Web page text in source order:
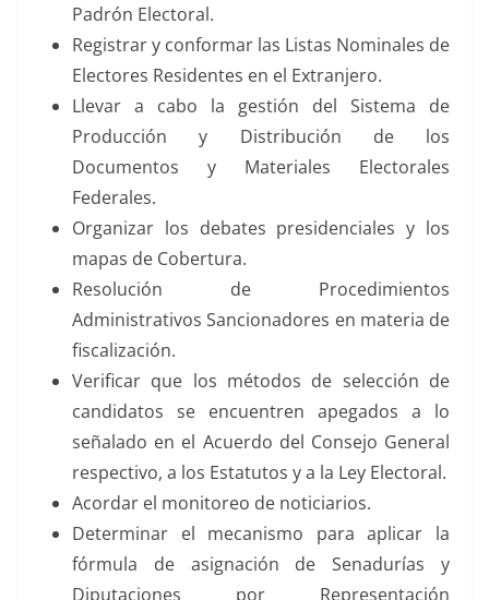
Padrón Electoral.
Registrar y conformar las Listas Nominales de
Electores Residentes en el Extranjero.
Llevar a cabo la gestión del Sistema de
Producción y Distribución de los
Documentos y Materiales Electorales
Federales.
Organizar los debates presidenciales y los
mapas de Cobertura.
Resolución de Procedimientos
Administrativos Sancionadores en materia de
fiscalización.
Verificar que los métodos de selección de
candidatos se encuentren apegados a lo
señalado en el Acuerdo del Consejo General
respectivo, a los Estatutos y a la Ley Electoral.
Acordar el monitoreo de noticiarios.
Determinar el mecanismo para aplicar la
fórmula de asignación de Senadurías y
Diputaciones por Representación